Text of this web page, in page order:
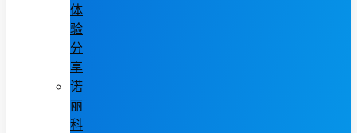
体
验
分
享
诺
丽
科